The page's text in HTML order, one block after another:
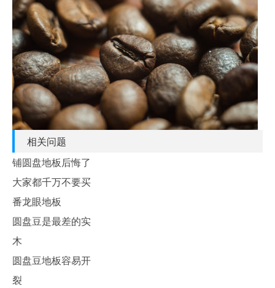
相关问题
铺圆盘地板后悔了
大家都千万不要买
番龙眼地板
圆盘豆是最差的实
木
圆盘豆地板容易开
裂